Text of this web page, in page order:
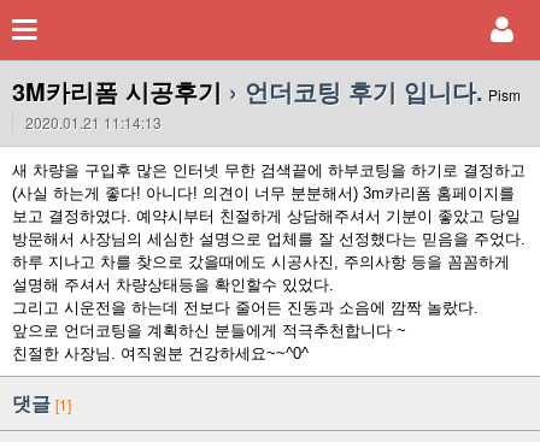
3M카리폼 시공후기 › 언더코팅 후기 입니다. Pism
2020.01.21 11:14:13
새 차량을 구입후 많은 인터넷 무한 검색끝에 하부코팅을 하기로 결정하고
(사실 하는게 좋다! 아니다! 의견이 너무 분분해서) 3m카리폼 홈페이지를
보고 결정하였다. 예약시부터 친절하게 상담해주셔서 기분이 좋았고 당일
방문해서 사장님의 세심한 설명으로 업체를 잘 선정했다는 믿음을 주었다.
하루 지나고 차를 찾으로 갔을때에도 시공사진, 주의사항 등을 꼼꼼하게
설명해 주셔서 차량상태등을 확인할수 있었다.
그리고 시운전을 하는데 전보다 줄어든 진동과 소음에 깜짝 놀랐다.
앞으로 언더코팅을 계획하신 분들에게 적극추천합니다 ~
친절한 사장님. 여직원분 건강하세요~~^0^
댓글 [1]